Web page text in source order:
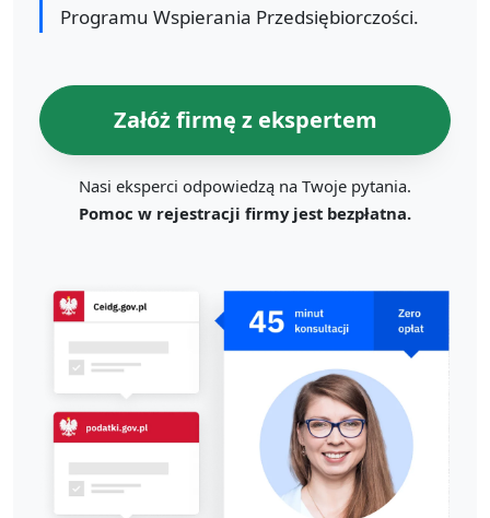
Programu Wspierania Przedsiębiorczości.
Załóż firmę z ekspertem
Nasi eksperci odpowiedzą na Twoje pytania.
Pomoc w rejestracji firmy jest bezpłatna.